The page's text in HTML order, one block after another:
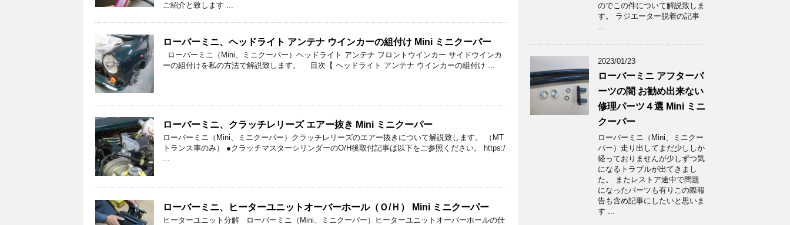
ご紹介と致します ...
ローバーミニ、ヘッドライト アンテナ ウインカーの組付け Mini ミニクーパー
ローバーミニ（Mini、ミニクーパー）ヘッドライト アンテナ フロントウインカー サイドウインカ
ーの組付けを私の方法で解説致します。 目次【 ヘッドライト アンテナ ウインカーの組付け ...
ローバーミニ、クラッチレリーズ エアー抜き Mini ミニクーパー
ローバーミニ（Mini、ミニクーパー）クラッチレリーズのエアー抜きについて解説致します。 （MT
トランス車のみ） ●クラッチマスターシリンダーのO/H後取付記事は以下をご参照ください。 https:/
...
ローバーミニ、ヒーターユニットオーバーホール（Ｏ/Ｈ） Mini ミニクーパー
ヒーターユニット分解 ローバーミニ（Mini、ミニクーパー）ヒーターユニットオーバーホールの仕
のでこの件について解説致しま
す。 ラジエーター脱着の記事
...
2023/01/23
ローバーミニ アフターパ
ーツの闇 お勧め出来ない
修理パーツ４選 Mini ミニ
クーパー
ローバーミニ（Mini、ミニクー
パー）走り出してまだ少ししか
経っておりませんが少しずつ気
になるトラブルが出てきまし
た。 またレストア途中で問題
になったパーツも有りこの際報
告も含め記事にしたいと思いま
す ...